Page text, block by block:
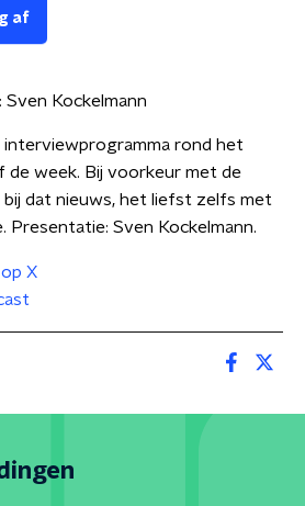
af
Sven Kockelmann
interviewprogramma rond het
de week. Bij voorkeur met de
dat nieuws, het liefst zelfs met
Presentatie: Sven Kockelmann.
X